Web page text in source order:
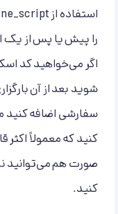
را پیش یا پس از
اگر می‌خواهید کد
شوید بعد از آن
کنید که معمولاً اکثر
کنید.